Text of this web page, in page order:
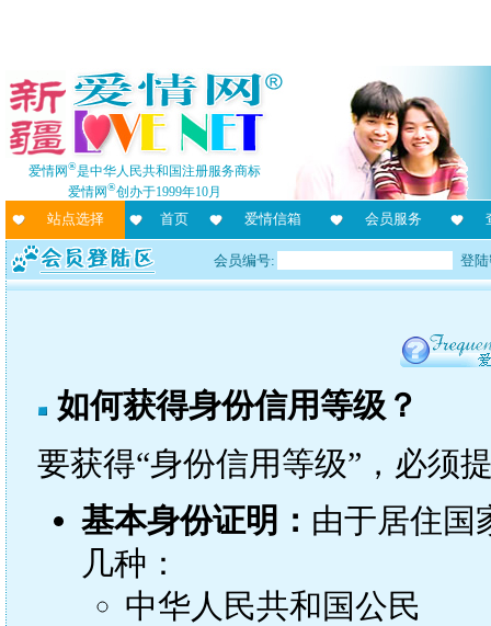
爱情网®是中华人民共和国注册服务商标
爱情网®创办于1999年10月
站点选择 首页 爱情信箱 会员服务
会员编号: 登
如何获得身份信用等级？
要获得“身份信用等级”，必须
基本身份证明： 由于居住国
几种：
中华人民共和国公民